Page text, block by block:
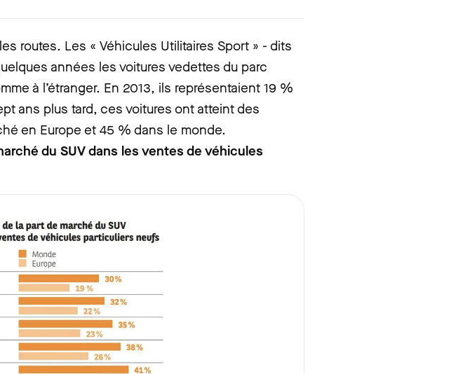
routes. Les « Véhicules Utilitaires Sport » - dits
années les voitures vedettes du parc
à l’étranger. En 2013, ils représentaient 19 %
ans plus tard, ces voitures ont atteint des
en Europe et 45 % dans le monde.
du SUV dans les ventes de véhicules